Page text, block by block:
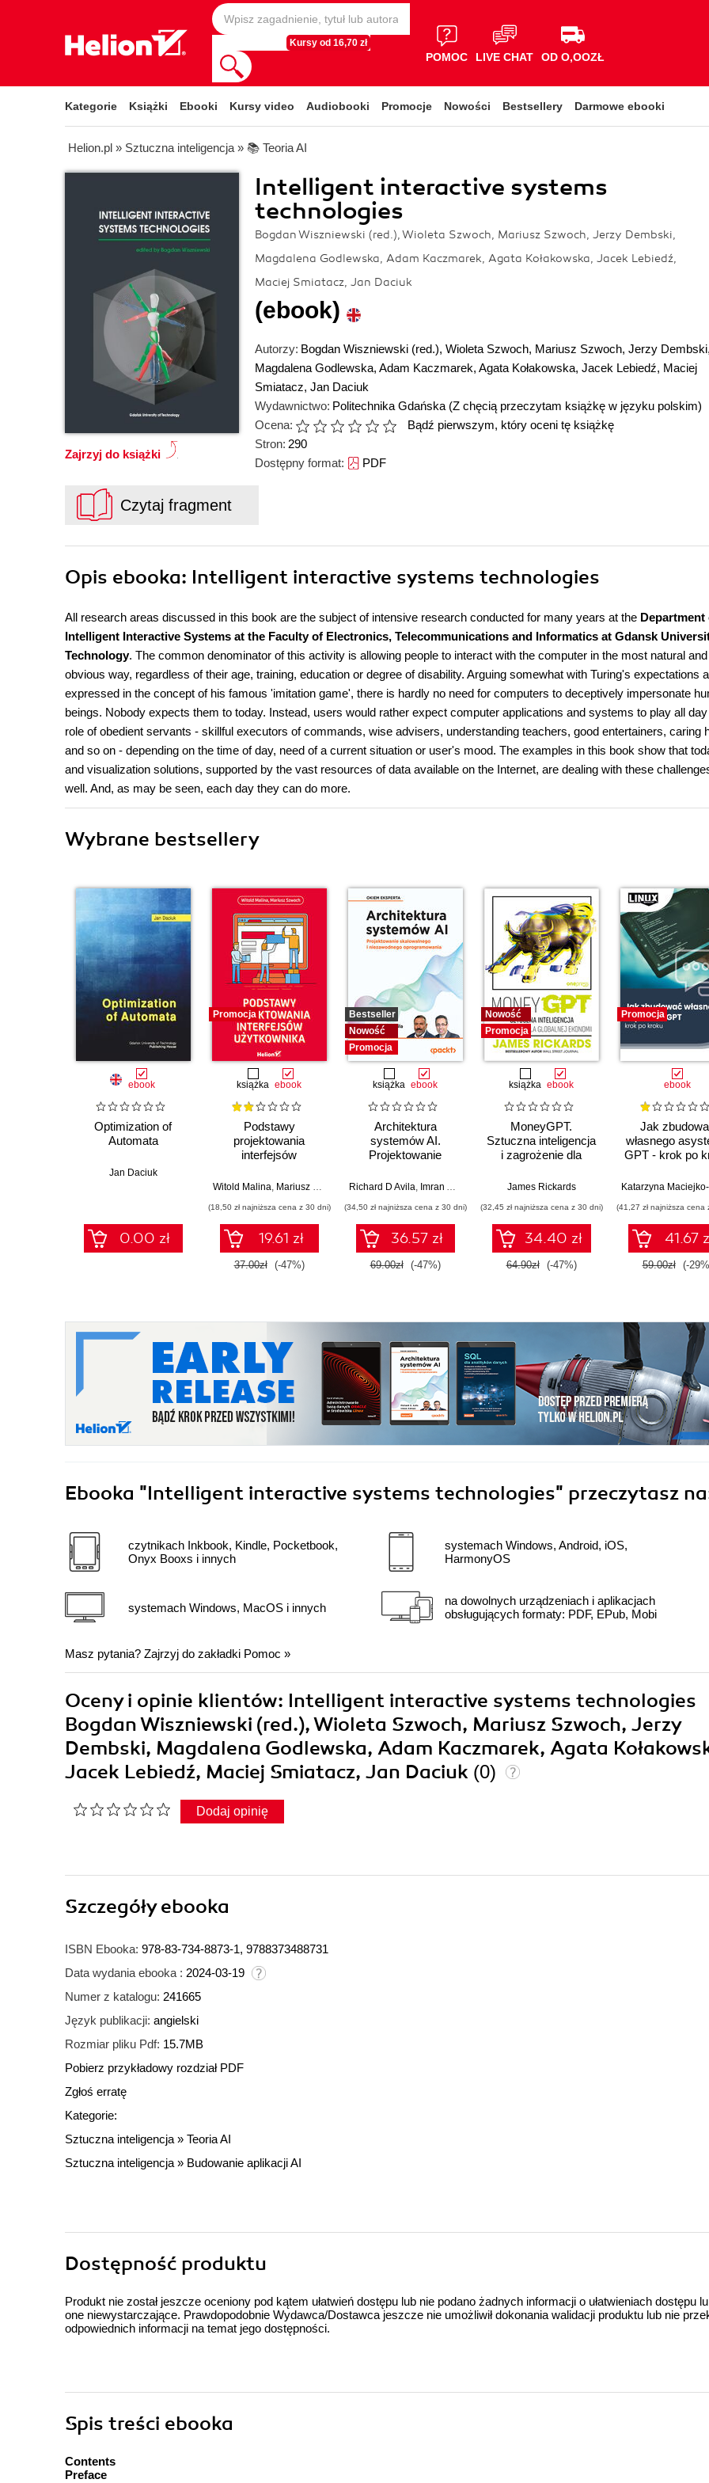
Kursy od 16,70 zł
POMOC LIVE CHAT OD O,OOZŁ
Kategorie Książki Ebooki Kursy video Audiobooki Promocje Nowości Bestsellery Darmowe ebooki
Helion.pl » Sztuczna inteligencja » 📚 Teoria AI
Intelligent interactive systems
technologies
Bogdan Wiszniewski (red.), Wioleta Szwoch, Mariusz Szwoch, Jerzy Dembski,
Magdalena Godlewska, Adam Kaczmarek, Agata Kołakowska, Jacek Lebiedź,
Maciej Smiatacz, Jan Daciuk
(ebook)
Zajrzyj do książki
Autorzy: Bogdan Wiszniewski (red.), Wioleta Szwoch, Mariusz Szwoch, Jerzy Dembski
Magdalena Godlewska, Adam Kaczmarek, Agata Kołakowska, Jacek Lebiedź, Maciej
Smiatacz, Jan Daciuk
Wydawnictwo: Politechnika Gdańska (Z chęcią przeczytam książkę w języku polskim)
Ocena:
Bądź pierwszym, który oceni tę książkę
Stron: 290
Dostępny format: PDF
Czytaj fragment
Opis ebooka: Intelligent interactive systems technologies
All research areas discussed in this book are the subject of intensive research conducted for many years at the Department
Intelligent Interactive Systems at the Faculty of Electronics, Telecommunications and Informatics at Gdansk
Technology. The common denominator of this activity is allowing people to interact with the computer in the most natural and
obvious way, regardless of their age, training, education or degree of disability. Arguing somewhat with Turing's expectations
expressed in the concept of his famous 'imitation game', there is hardly no need for computers to deceptively impersonate
beings. Nobody expects them to today. Instead, users would rather expect computer applications and systems to play all
role of obedient servants - skillful executors of commands, wise advisers, understanding teachers, good entertainers, caring
and so on - depending on the time of day, need of a current situation or user's mood. The examples in this book show that
and visualization solutions, supported by the vast resources of data available on the Internet, are dealing with these
well. And, as may be seen, each day they can do more.
Wybrane bestsellery
ebook
Optimization of
Automata
Jan Daciuk
0.00 zł
Promocja
książka ebook
Podstawy
projektowania
interfejsów
Witold Malina, Mariusz Szwoch
(18,50 zł najniższa cena z 30 dni)
19.61 zł
37.00zł (-47%)
Bestseller
Nowość
Promocja
książka ebook
Architektura
systemów AI.
Projektowanie
niezawodnego
Richard D Avila, Imran Ahmad
(34,50 zł najniższa cena z 30 dni)
36.57 zł
69.00zł (-47%)
Nowość
Promocja
książka ebook
MoneyGPT.
Sztuczna inteligencja
i zagrożenie dla
James Rickards
(32,45 zł najniższa cena z 30 dni)
34.40 zł
64.90zł (-47%)
Promocja
ebook
Jak
własnego
GPT - krok po
(41,27 zł najniższa cena
41.67
59.00zł (-
Ebooka "Intelligent interactive systems technologies" przeczytasz
czytnikach Inkbook, Kindle, Pocketbook,
Onyx Booxs i innych
systemach Windows, MacOS i innych
systemach Windows, Android, iOS,
HarmonyOS
na dowolnych urządzeniach i aplikacjach
obsługujących formaty: PDF, EPub, Mobi
Masz pytania? Zajrzyj do zakładki Pomoc »
Oceny i opinie klientów: Intelligent interactive systems technologies
Bogdan Wiszniewski (red.), Wioleta Szwoch, Mariusz Szwoch, Jerzy
Dembski, Magdalena Godlewska, Adam Kaczmarek, Agata
Jacek Lebiedź, Maciej Smiatacz, Jan Daciuk (0)
Dodaj opinię
Szczegółyebooka
ISBN Ebooka: 978-83-734-8873-1, 9788373488731
Data wydania ebooka : 2024-03-19
Numer z katalogu: 241665
Język publikacji: angielski
Rozmiar pliku Pdf: 15.7MB
Pobierz przykładowy rozdział PDF
Zgłoś erratę
Kategorie:
Sztuczna inteligencja » Teoria AI
Sztuczna inteligencja » Budowanie aplikacji AI
Dostępność produktu
Produkt nie został jeszcze oceniony pod kątem ułatwień dostępu lub nie podano żadnych informacji o ułatwieniach dostępu
one niewystarczające. Prawdopodobnie Wydawca/Dostawca jeszcze nie umożliwił dokonania walidacji produktu lub nie
odpowiednich informacji na temat jego dostępności.
Spis treści ebooka
Contents
Preface